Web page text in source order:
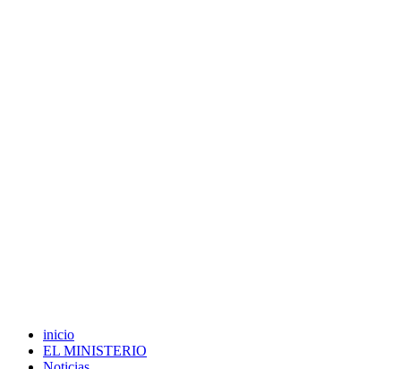
inicio
EL MINISTERIO